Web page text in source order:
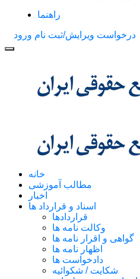
راهنما
درخواست ویرایش/ثبت نام ورود
خانه
مطالب آموزشی
اخبار
اسناد و قرارداد ها
قراردادها
وکالت نامه ها
گواهی و اقرار نامه ها
اظهار نامه ها
دادخواست ها
شکایت / شکوائیه